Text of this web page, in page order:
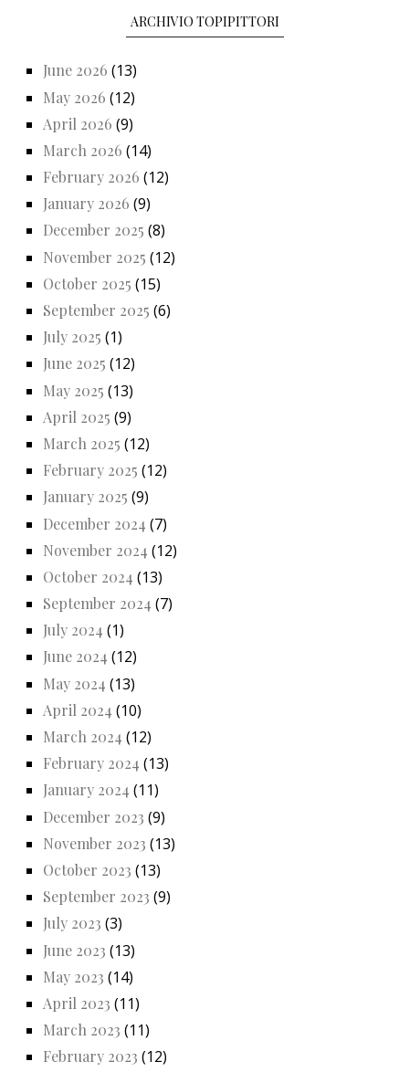
ARCHIVIO TOPIPITTORI
June 2026 (13)
May 2026 (12)
April 2026 (9)
March 2026 (14)
February 2026 (12)
January 2026 (9)
December 2025 (8)
November 2025 (12)
October 2025 (15)
September 2025 (6)
July 2025 (1)
June 2025 (12)
May 2025 (13)
April 2025 (9)
March 2025 (12)
February 2025 (12)
January 2025 (9)
December 2024 (7)
November 2024 (12)
October 2024 (13)
September 2024 (7)
July 2024 (1)
June 2024 (12)
May 2024 (13)
April 2024 (10)
March 2024 (12)
February 2024 (13)
January 2024 (11)
December 2023 (9)
November 2023 (13)
October 2023 (13)
September 2023 (9)
July 2023 (3)
June 2023 (13)
May 2023 (14)
April 2023 (11)
March 2023 (11)
February 2023 (12)